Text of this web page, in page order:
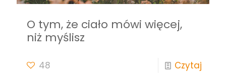
O tym, że ciało mówi więcej,
niż myślisz
48 Czytaj